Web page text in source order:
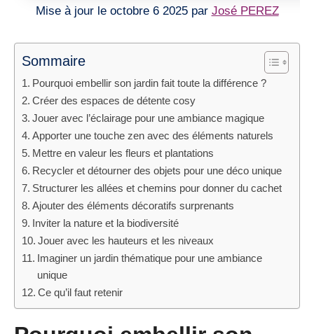
Mise à jour le octobre 6 2025 par José PEREZ
Sommaire
Pourquoi embellir son jardin fait toute la différence ?
Créer des espaces de détente cosy
Jouer avec l’éclairage pour une ambiance magique
Apporter une touche zen avec des éléments naturels
Mettre en valeur les fleurs et plantations
Recycler et détourner des objets pour une déco unique
Structurer les allées et chemins pour donner du cachet
Ajouter des éléments décoratifs surprenants
Inviter la nature et la biodiversité
Jouer avec les hauteurs et les niveaux
Imaginer un jardin thématique pour une ambiance
unique
Ce qu’il faut retenir